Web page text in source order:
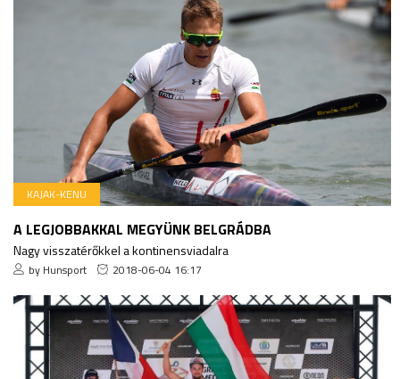
KAJAK-KENU
A LEGJOBBAKKAL MEGYÜNK BELGRÁDBA
Nagy visszatérőkkel a kontinensviadalra
by Hunsport 2018-06-04 16:17